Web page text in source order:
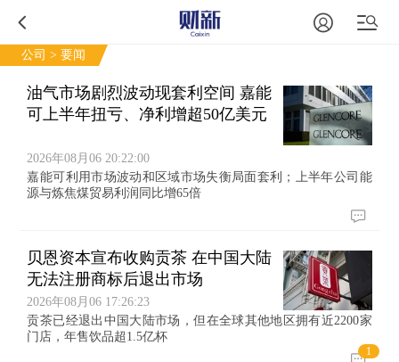
公司 > 要闻
油气市场剧烈波动现套利空间 嘉能
可上半年扭亏、净利增超50亿美元
2026年08月06 20:22:00
嘉能可利用市场波动和区域市场失衡局面套利；上半年公司能
源与炼焦煤贸易利润同比增65倍
贝恩资本宣布收购贡茶 在中国大陆
无法注册商标后退出市场
2026年08月06 17:26:23
贡茶已经退出中国大陆市场，但在全球其他地区拥有近2200家
门店，年售饮品超1.5亿杯
1